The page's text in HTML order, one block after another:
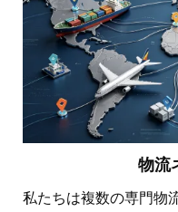
物流
私たちは複数の専門物